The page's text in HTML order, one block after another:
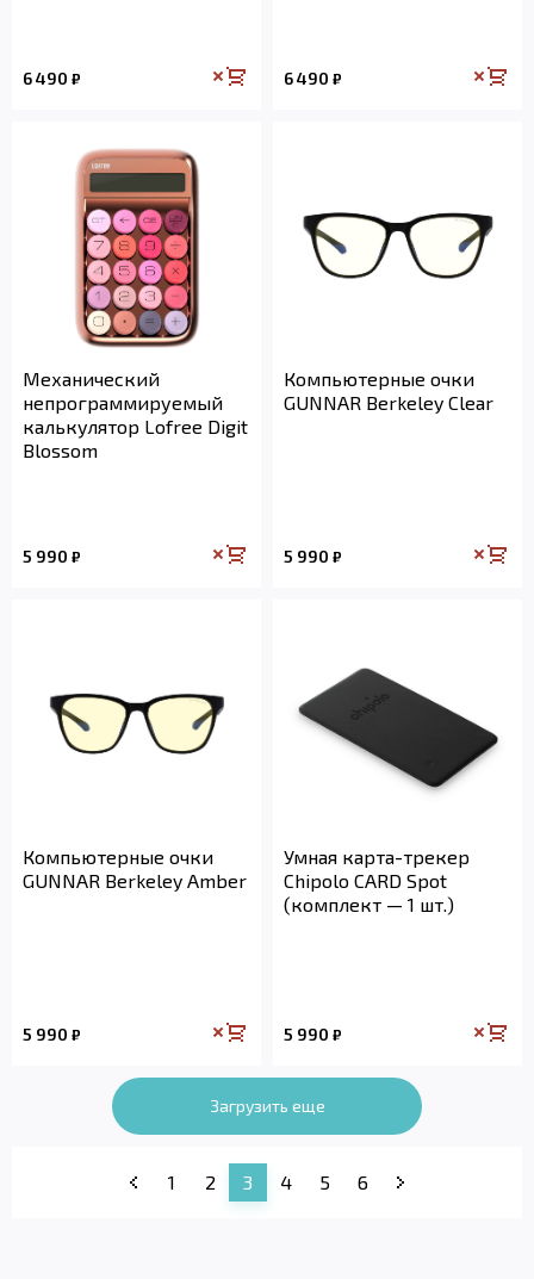
6 490 ₽ 6 490 ₽
Механический
непрограммируемый
калькулятор Lofree Digit
Blossom
5 990 ₽
Компьютерные очки
GUNNAR Berkeley Clear
5 990 ₽
Компьютерные очки
GUNNAR Berkeley Amber
5 990 ₽
Умная карта-трекер
Chipolo CARD Spot
(комплект — 1 шт.)
5 990 ₽
Загрузить еще
1 2 3 4 5 6